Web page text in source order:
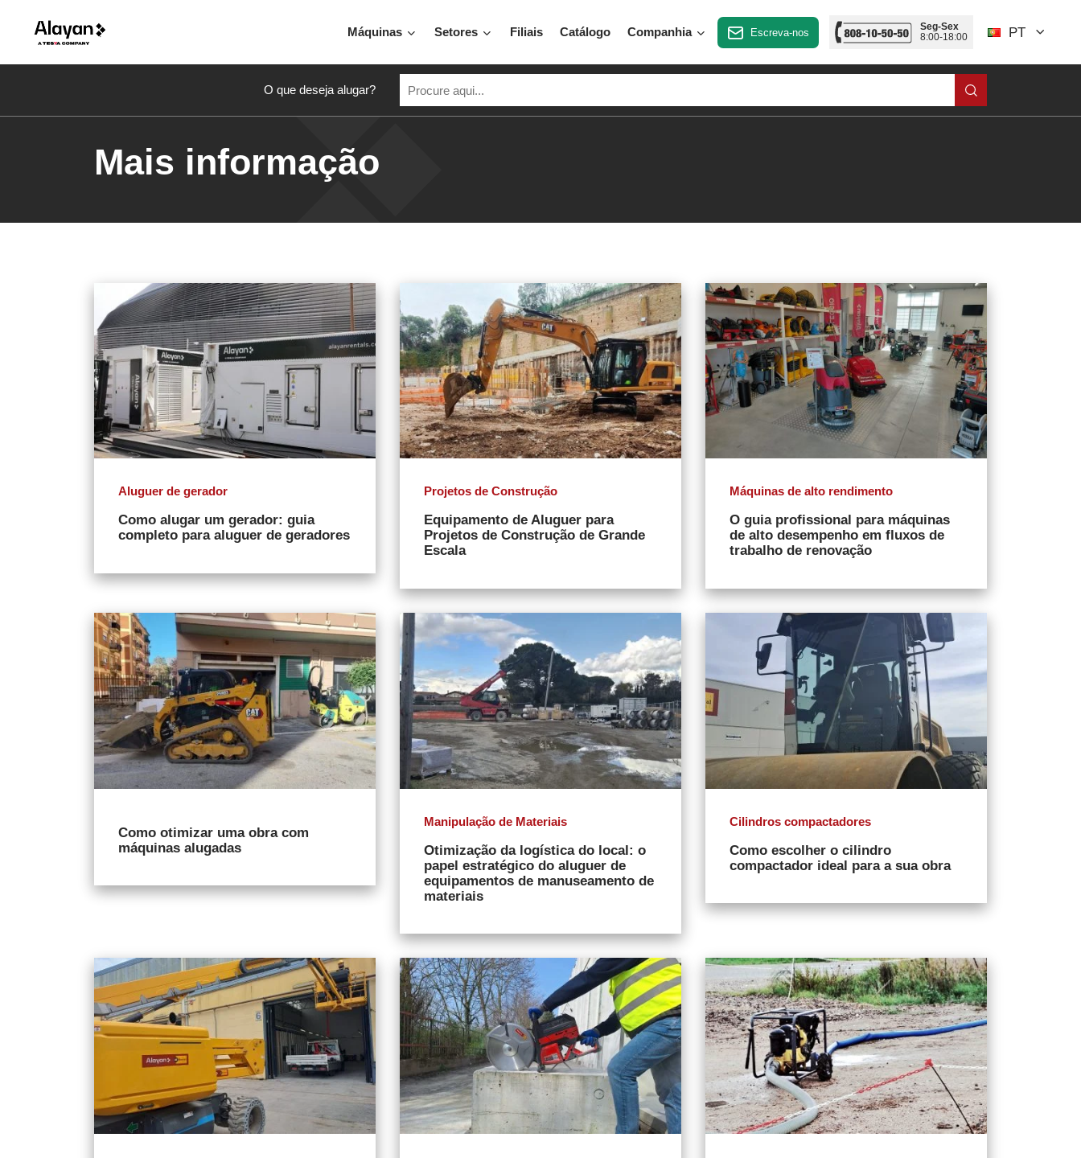
Máquinas Setores Filiais Catálogo Companhia Escreva-nos
Seg-Sex
8:00-18:00
PT
O que deseja alugar?
Mais informação
Aluguer de gerador
Como alugar um gerador: guia
completo para aluguer de geradores
Projetos de Construção
Equipamento de Aluguer para
Projetos de Construção de Grande
Escala
Máquinas de alto rendimento
O guia profissional para máquinas
de alto desempenho em fluxos de
trabalho de renovação
Como otimizar uma obra com
máquinas alugadas
Manipulação de Materiais
Otimização da logística do local: o
papel estratégico do aluguer de
equipamentos de manuseamento de
materiais
Cilindros compactadores
Como escolher o cilindro
compactador ideal para a sua obra